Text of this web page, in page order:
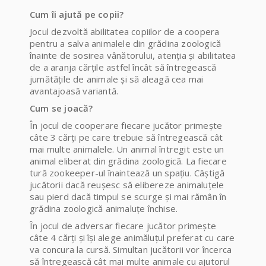
Cum îi ajută pe copii?
Jocul dezvoltă abilitatea copiilor de a coopera
pentru a salva animalele din grădina zoologică
înainte de sosirea vânătorului, atenția și abilitatea
de a aranja cărțile astfel încât să întregească
jumătățile de animale și să aleagă cea mai
avantajoasă variantă.
Cum se joacă?
În jocul de cooperare fiecare jucător primește
câte 3 cărți pe care trebuie să întregească cât
mai multe animalele. Un animal întregit este un
animal eliberat din grădina zoologică. La fiecare
tură zookeeper-ul înaintează un spațiu. Câștigă
jucătorii dacă reușesc să elibereze animaluțele
sau pierd dacă timpul se scurge și mai rămân în
grădina zoologică animaluțe închise.
În jocul de adversar fiecare jucător primește
câte 4 cărți și își alege animăluțul preferat cu care
va concura la cursă. Simultan jucătorii vor încerca
să întregească cât mai multe animale cu ajutorul